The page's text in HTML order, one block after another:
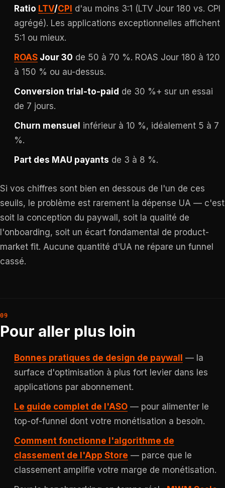
Ratio LTV/CPI d'au moins 3:1 (LTV Jour 180 vs. CPI
agrégé). Les applications exceptionnelles affichent
5:1 ou mieux.
ROAS Jour 30 de 50 à 70 %. ROAS Jour 180 à 120
à 150 % ou au-dessus.
Conversion trial-to-paid de 30 %+ sur un essai
de 7 jours.
Churn mensuel inférieur à 10 %, idéalement 5 à 7
%.
Part des MAU payants de 3 à 8 %.
Si vos chiffres sont bien en dessous de l'un de ces
seuils, le problème est rarement la dépense UA — c'est
soit la conception du paywall, soit la qualité de
l'onboarding, soit un écart fondamental de product-
market fit. Aucune quantité d'UA ne répare un funnel
cassé.
Pour aller plus loin
Bonnes pratiques de design de paywall
— la
surface d'optimisation à plus fort levier dans les
applications par abonnement.
Le guide complet de l'ASO — pour alimenter le
top-of-funnel dont votre monétisation a besoin.
Comment fonctionne l'algorithme de
classement de l'App Store — parce que le
classement amplifie votre marge de monétisation.